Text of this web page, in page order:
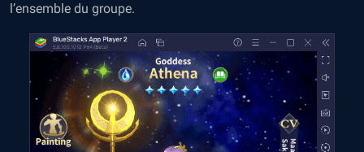
l’ensemble du groupe.